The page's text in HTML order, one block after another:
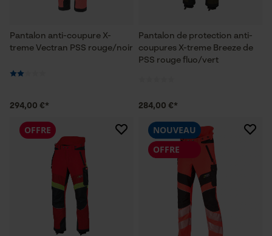
Pantalon anti-coupure X-
treme Vectran PSS rouge/noir
294,00 €*
Pantalon de protection anti-
coupures X-treme Breeze de
PSS rouge fluo/vert
284,00 €*
OFFRE
NOUVEAU
OFFRE